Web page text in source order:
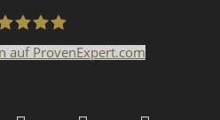
auf ProvenExpert.com